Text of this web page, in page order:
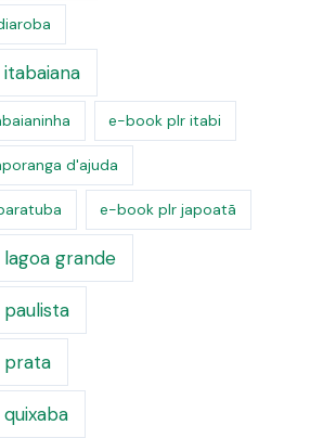
e-book plr itabi
d'ajuda
e-book plr japoatã
grande